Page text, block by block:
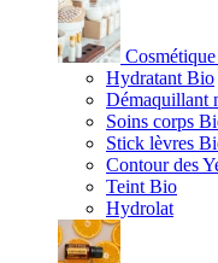
Hydratant Bio
Démaquillant
Soins corps
Stick lèvres
Contour des
Teint Bio
Hydrolat